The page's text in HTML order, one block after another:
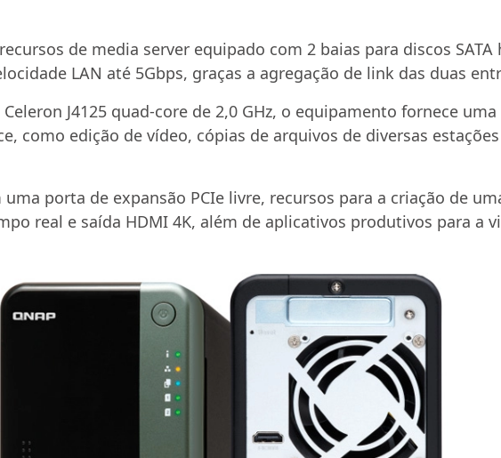
de media server equipado com 2 baias para discos
LAN até 5Gbps, graças a agregação de link das duas
J4125 quad-core de 2,0 GHz, o equipamento fornece
como edição de vídeo, cópias de arquivos de diversas
porta de expansão PCIe livre, recursos para a criação de
real e saída HDMI 4K, além de aplicativos produtivos para a